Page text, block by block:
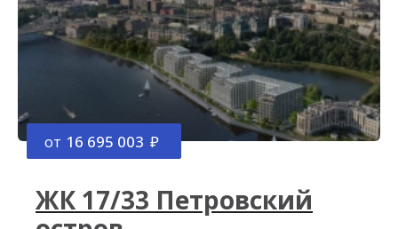
от 16 695 003
ЖК 17/33 Петровский